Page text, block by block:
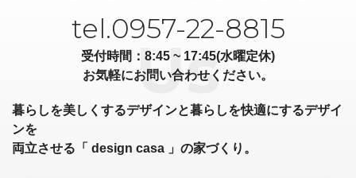
tel.0957-22-8815
受付時間：8:45 ~ 17:45(水曜定休)
お気軽にお問い合わせください。
暮らしを美しくするデザインと暮らしを快適にするデザイ
ンを
両立させる「 design casa 」の家づくり。